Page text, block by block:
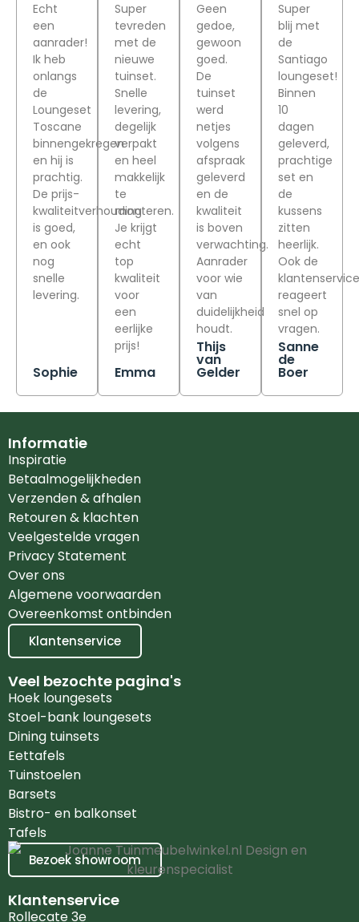
Echt
een
aanrader!
Ik heb
onlangs
de
Loungeset
Toscane
binnengekregen
en hij is
prachtig.
De prijs-
kwaliteitverhouding
is goed,
en ook
nog
snelle
levering.
Sophie
Super
tevreden
met de
nieuwe
tuinset.
Snelle
levering,
degelijk
verpakt
en heel
makkelijk
te
monteren.
Je krijgt
echt
top
kwaliteit
voor
een
eerlijke
prijs!
Emma
Geen
gedoe,
gewoon
goed.
De
tuinset
werd
netjes
volgens
afspraak
geleverd
en de
kwaliteit
is boven
verwachting.
Aanrader
voor wie
van
duidelijkheid
houdt.
Thijs
van
Gelder
Super
blij met
de
Santiago
loungeset!
Binnen
10
dagen
geleverd,
prachtige
set en
de
kussens
zitten
heerlijk.
Ook de
klantenservice
reageert
snel op
vragen.
Sanne
de
Boer
Informatie
Inspiratie
Betaalmogelijkheden
Verzenden & afhalen
Retouren & klachten
Veelgestelde vragen
Privacy Statement
Over ons
Algemene voorwaarden
Overeenkomst ontbinden
Klantenservice
Veel bezochte pagina's
Hoek loungesets
Stoel-bank loungesets
Dining tuinsets
Eettafels
Tuinstoelen
Barsets
Bistro- en balkonset
Tafels
Bezoek showroom
Klantenservice
Rollecate 3e